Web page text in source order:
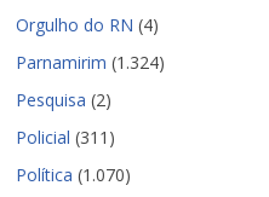
Orgulho do RN (4)
Parnamirim (1.324)
Pesquisa (2)
Policial (311)
Política (1.070)